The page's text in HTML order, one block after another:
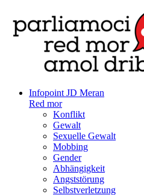
Infopoint JD Meran
Red mor
Konflikt
Gewalt
Sexuelle Gewalt
Mobbing
Gender
Abhängigkeit
Angststörung
Selbstverletzung